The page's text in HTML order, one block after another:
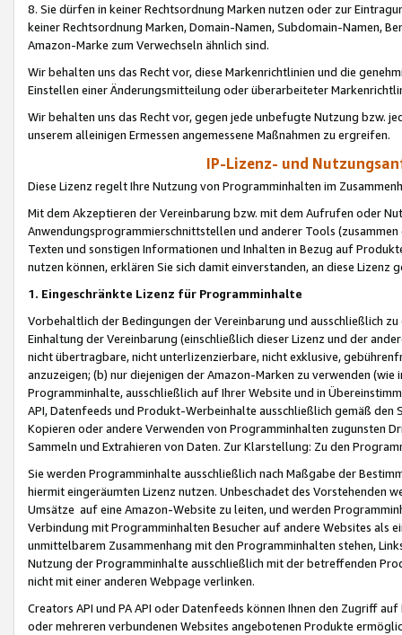
8. Sie dürfen in keiner Rechtsordnung Marken nutzen oder zur
keiner Rechtsordnung Marken, Domain-Namen, Subdomain-Namen,
Amazon-Marke zum Verwechseln ähnlich sind.
Wir behalten uns das Recht vor, diese Markenrichtlinien und die
Einstellen einer Änderungsmitteilung oder überarbeiteter
Wir behalten uns das Recht vor, gegen jede unbefugte Nutzung bzw.
unserem alleinigen Ermessen angemessene Maßnahmen zu ergreifen.
IP-Lizenz- und
Diese Lizenz regelt Ihre Nutzung von Programminhalten im
Mit dem Akzeptieren der Vereinbarung bzw. mit dem Aufrufen oder
Anwendungsprogrammierschnittstellen und anderer Tools (zusammen
Texten und sonstigen Informationen und Inhalten in Bezug auf
nutzen können, erklären Sie sich damit einverstanden, an diese Lizenz
1. Eingeschränkte Lizenz für Programminhalte
Vorbehaltlich der Bedingungen der Vereinbarung und ausschließlich
Einhaltung der Vereinbarung (einschließlich dieser Lizenz und der
nicht übertragbare, nicht unterlizenzierbare, nicht exklusive,
anzuzeigen; (b) nur diejenigen der Amazon-Marken zu verwenden
Programminhalte, ausschließlich auf Ihrer Website und in
API, Datenfeeds und Produkt-Werbeinhalte ausschließlich gemäß
Kopieren oder andere Verwenden von Programminhalten zugunsten
Sammeln und Extrahieren von Daten. Zur Klarstellung: Zu den
Sie werden Programminhalte ausschließlich nach Maßgabe der
hiermit eingeräumten Lizenz nutzen. Unbeschadet des Vorstehenden
Umsätze auf eine Amazon-Website zu leiten, und werden
Verbindung mit Programminhalten Besucher auf andere Websites als
unmittelbarem Zusammenhang mit den Programminhalten stehen,
Nutzung der Programminhalte ausschließlich mit der betreffenden
nicht mit einer anderen Webpage verlinken.
Creators API und PA API oder Datenfeeds können Ihnen den Zugriff
oder mehreren verbundenen Websites angebotenen Produkte